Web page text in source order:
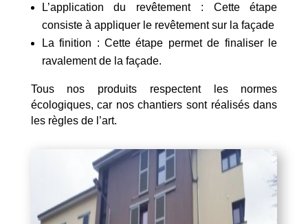
L’application du revêtement : Cette étape
consiste à appliquer le revêtement sur la façade
La finition : Cette étape permet de finaliser le
ravalement de la façade.
Tous nos produits respectent les normes
écologiques, car nos chantiers sont réalisés dans
les règles de l’art.